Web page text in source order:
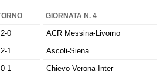
2-0
2-1
0-1
GIORNATA N. 4
ACR Messina-Livorno
Ascoli-Siena
Chievo Verona-Inter